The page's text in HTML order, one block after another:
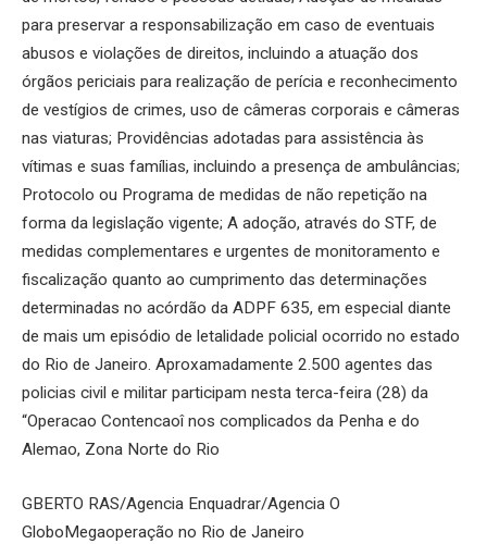
para preservar a responsabilização em caso de eventuais
abusos e violações de direitos, incluindo a atuação dos
órgãos periciais para realização de perícia e reconhecimento
de vestígios de crimes, uso de câmeras corporais e câmeras
nas viaturas; Providências adotadas para assistência às
vítimas e suas famílias, incluindo a presença de ambulâncias;
Protocolo ou Programa de medidas de não repetição na
forma da legislação vigente; A adoção, através do STF, de
medidas complementares e urgentes de monitoramento e
fiscalização quanto ao cumprimento das determinações
determinadas no acórdão da ADPF 635, em especial diante
de mais um episódio de letalidade policial ocorrido no estado
do Rio de Janeiro. Aproxamadamente 2.500 agentes das
policias civil e militar participam nesta terca-feira (28) da
“Operacao Contencaoî nos complicados da Penha e do
Alemao, Zona Norte do Rio
GBERTO RAS/Agencia Enquadrar/Agencia O
GloboMegaoperação no Rio de Janeiro